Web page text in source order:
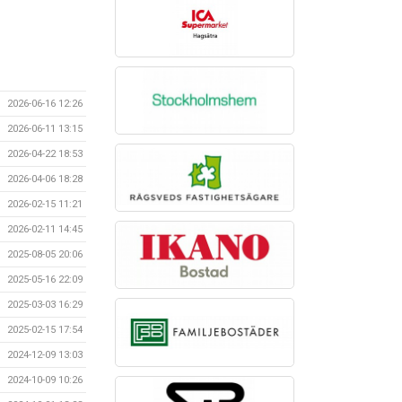
2026-06-16 12:26
2026-06-11 13:15
2026-04-22 18:53
2026-04-06 18:28
2026-02-15 11:21
2026-02-11 14:45
2025-08-05 20:06
2025-05-16 22:09
2025-03-03 16:29
2025-02-15 17:54
2024-12-09 13:03
2024-10-09 10:26